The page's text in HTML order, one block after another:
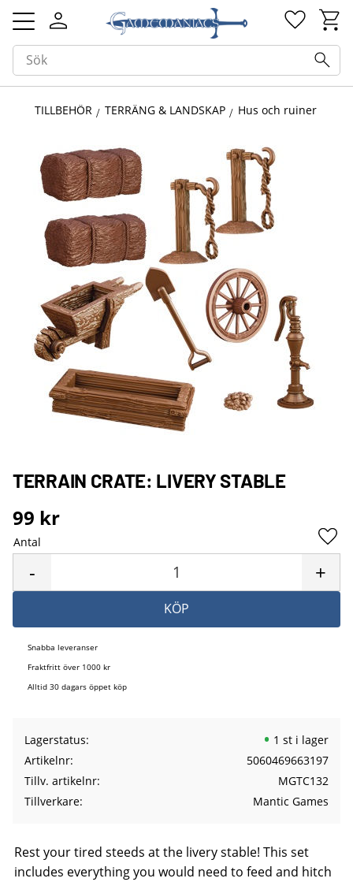
Meny
TILLBEHÖR TERRÄNG & LANDSKAP Hus och ruiner
TERRAIN CRATE: LIVERY STABLE
99 kr
Antal
+
-
KÖP
Snabba leveranser
Fraktfritt över 1000 kr
Alltid 30 dagars öppet köp
Lagerstatus
1 st i lager
Artikelnr
5060469663197
Tillv. artikelnr
MGTC132
Tillverkare
Mantic Games
Rest your tired steeds at the livery stable! This set
includes everything you would need to feed and hitch